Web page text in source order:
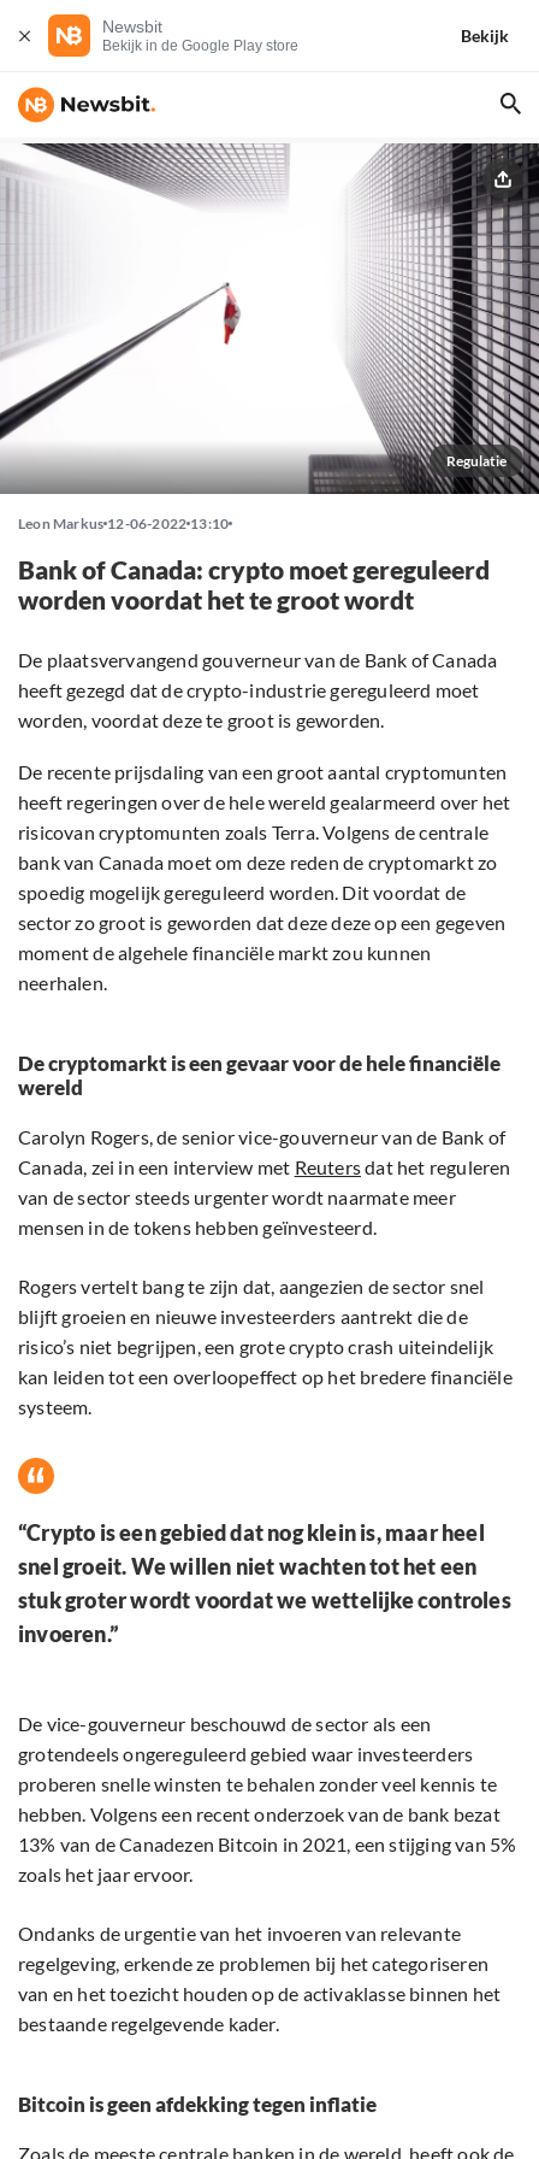
Newsbit
Bekijk in de Google Play store
Bekijk
Regulatie
Leon Markus 12-06-2022 13:10
Bank of Canada: crypto moet gereguleerd
worden voordat het te groot wordt
De plaatsvervangend gouverneur van de Bank of Canada
heeft gezegd dat de crypto-industrie gereguleerd moet
worden, voordat deze te groot is geworden.
De recente prijsdaling van een groot aantal cryptomunten
heeft regeringen over de hele wereld gealarmeerd over het
risicovan cryptomunten zoals Terra. Volgens de centrale
bank van Canada moet om deze reden de cryptomarkt zo
spoedig mogelijk gereguleerd worden. Dit voordat de
sector zo groot is geworden dat deze deze op een gegeven
moment de algehele financiële markt zou kunnen
neerhalen.
De cryptomarkt is een gevaar voor de hele financiële
wereld
Carolyn Rogers, de senior vice-gouverneur van de Bank of
Canada, zei in een interview met Reutersdat het reguleren
van de sector steeds urgenter wordt naarmate meer
mensen in de tokens hebben geïnvesteerd.
Rogers vertelt bang te zijn dat, aangezien de sector snel
blijft groeien en nieuwe investeerders aantrekt die de
risico’s niet begrijpen, een grote crypto crash uiteindelijk
kan leiden tot een overloopeffect op het bredere financiële
systeem.
“Crypto is een gebied dat nog klein is, maar heel
snel groeit. We willen niet wachten tot het een
stuk groter wordt voordat we wettelijke controles
invoeren.”
De vice-gouverneur beschouwd de sector als een
grotendeels ongereguleerd gebied waar investeerders
proberen snelle winsten te behalen zonder veel kennis te
hebben. Volgens een recent onderzoek van de bank bezat
13% van de Canadezen Bitcoin in 2021, een stijging van 5%
zoals het jaar ervoor.
Ondanks de urgentie van het invoeren van relevante
regelgeving, erkende ze problemen bij het categoriseren
van en het toezicht houden op de activaklasse binnen het
bestaande regelgevende kader.
Bitcoin is geen afdekking tegen inflatie
Zoals de meeste centrale banken in de wereld, heeft ook de